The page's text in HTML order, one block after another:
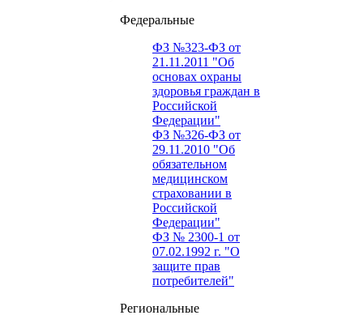
Федеральные
ФЗ №323-ФЗ от
21.11.2011 "Об
основах охраны
здоровья граждан в
Российской
Федерации"
ФЗ №326-ФЗ от
29.11.2010 "Об
обязательном
медицинском
страховании в
Российской
Федерации"
ФЗ № 2300-1 от
07.02.1992 г. "О
защите прав
потребителей"
Региональные